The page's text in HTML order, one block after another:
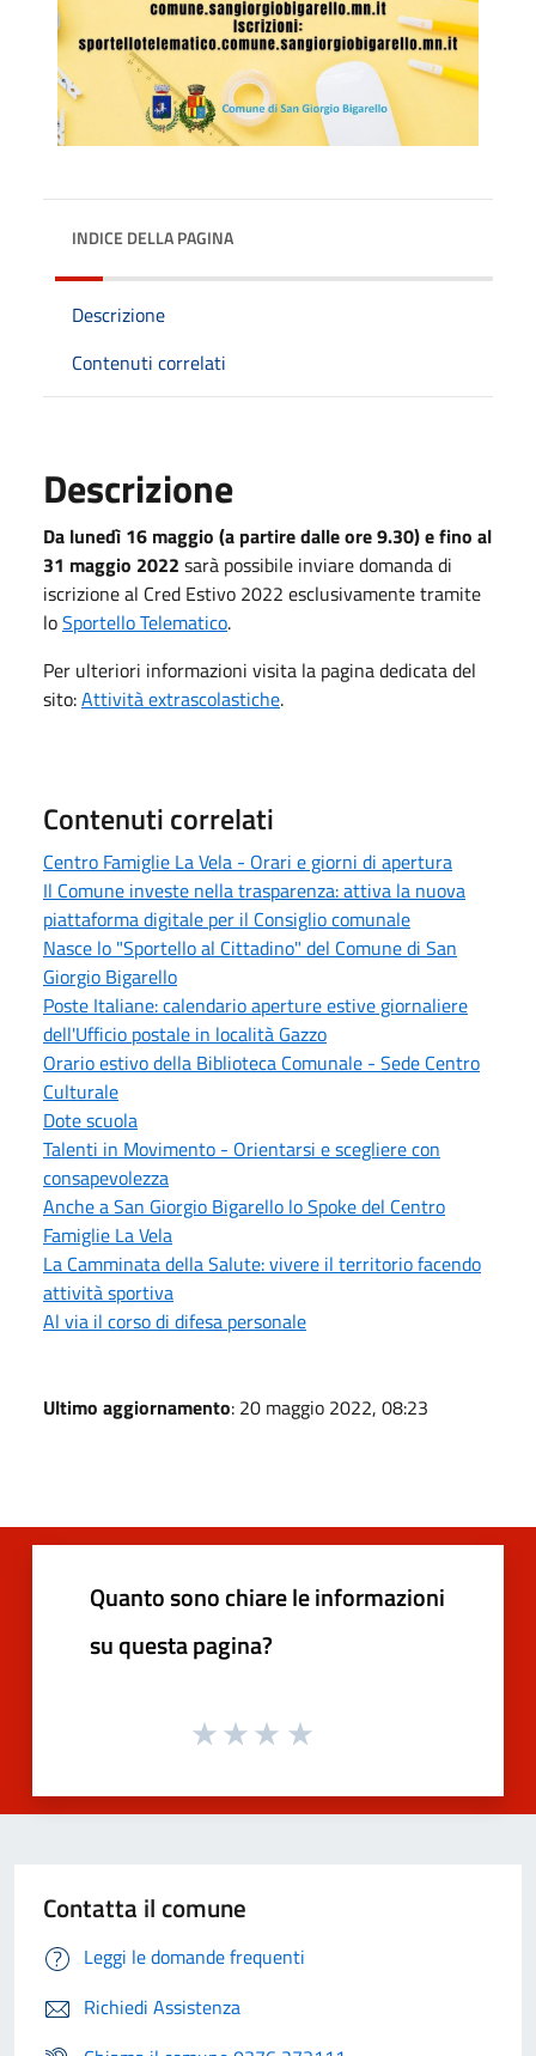
INDICE DELLA PAGINA
Descrizione
Contenuti correlati
Descrizione
Da lunedì 16 maggio (a partire dalle ore 9.30) e fino al
31 maggio 2022 sarà possibile inviare domanda di
iscrizione al Cred Estivo 2022 esclusivamente tramite
loSportello Telematico.
Per ulteriori informazioni visita la pagina dedicata del
sito:Attività extrascolastiche.
Contenuti correlati
Centro Famiglie La Vela - Orari e giorni di apertura
Il Comune investe nella trasparenza: attiva la nuova
piattaforma digitale per il Consiglio comunale
Nasce lo "Sportello al Cittadino" del Comune di San
Giorgio Bigarello
Poste Italiane: calendario aperture estive giornaliere
dell'Ufficio postale in località Gazzo
Orario estivo della Biblioteca Comunale - Sede Centro
Culturale
Dote scuola
Talenti in Movimento - Orientarsi e scegliere con
consapevolezza
Anche a San Giorgio Bigarello lo Spoke del Centro
Famiglie La Vela
La Camminata della Salute: vivere il territorio facendo
attività sportiva
Al via il corso di difesa personale
Ultimo aggiornamento: 20 maggio 2022, 08:23
Quanto sono chiare le informazioni
su questa pagina?
Contatta il comune
Leggi le domande frequenti
Richiedi Assistenza